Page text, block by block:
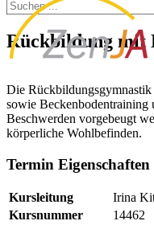
Rückbildung mit
Die
sowie Beckenbodentraining
Beschwerden vorgebeugt
körperliche Wohlbefinden.
Termin Eigenschaften
Kursleitung
Irina
Kursnummer
14462